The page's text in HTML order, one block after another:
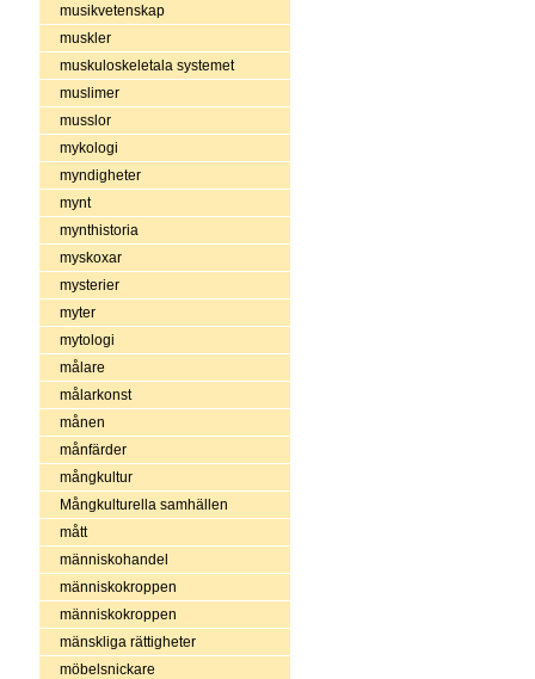
musikvetenskap
muskler
muskuloskeletala systemet
muslimer
musslor
mykologi
myndigheter
mynt
mynthistoria
myskoxar
mysterier
myter
mytologi
målare
målarkonst
månen
månfärder
mångkultur
Mångkulturella samhällen
mått
människohandel
människokroppen
människokroppen
mänskliga rättigheter
möbelsnickare